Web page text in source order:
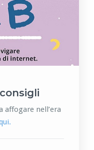
affogare nell’era